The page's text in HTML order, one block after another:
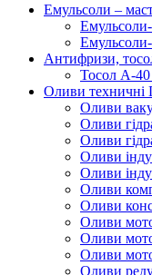
Емульсоли –
Антифризи,
Тосол А-40
Оливи
Оливи
Оливи
Оливи
Оливи
Оливи
Оливи
Оливи
Оливи
Оливи
Оливи
Оливи